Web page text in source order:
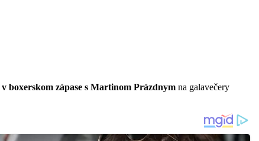
v boxerskom zápase s Martinom Prázdnym na galavečery